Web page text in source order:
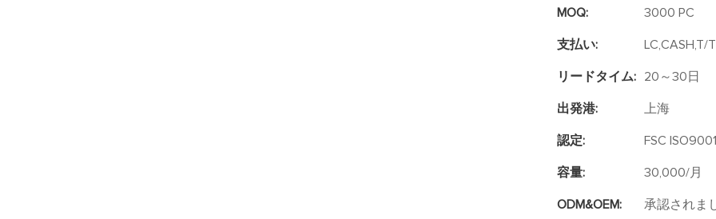
MOQ: 3000 PC
支払い: LC,CASH,T/T
リードタイム: 20～30日
出発港: 上海
認定: FSC
容量: 30,000/月
ODM&OEM: 承認されま